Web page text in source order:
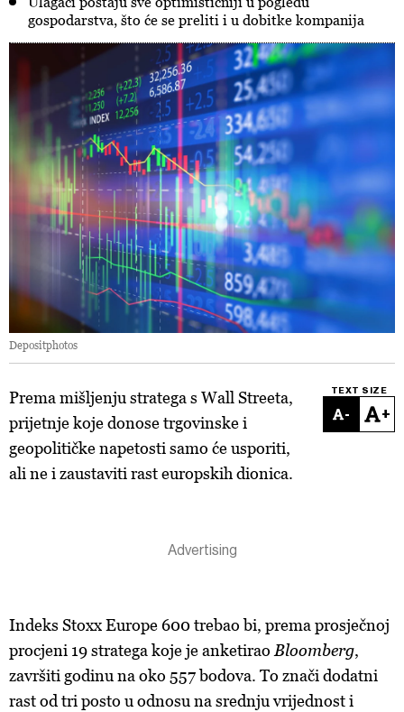
gospodarstva, što će se preliti i u dobitke kompanija
Depositphotos
TEXT SIZE
- +
Prema mišljenju stratega s Wall Streeta,
prijetnje koje donose trgovinske i
geopolitičke napetosti samo će usporiti,
ali ne i zaustaviti rast europskih dionica.
Indeks Stoxx Europe 600 trebao bi, prema prosječnoj
procjeni 19 stratega koje je anketirao Bloomberg,
završiti godinu na oko 557 bodova. To znači dodatni
rast od tri posto u odnosu na srednju vrijednost i